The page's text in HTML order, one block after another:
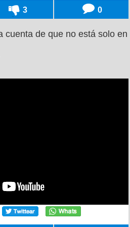
3 0
cuenta de que no está solo en